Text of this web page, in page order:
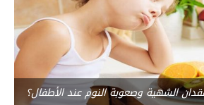
الشهية وصعوبة النوم عند الأطفال؟